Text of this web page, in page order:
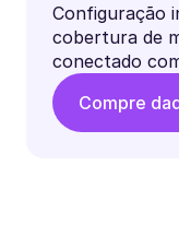
Configuração
cobertura de
conectado
Compre